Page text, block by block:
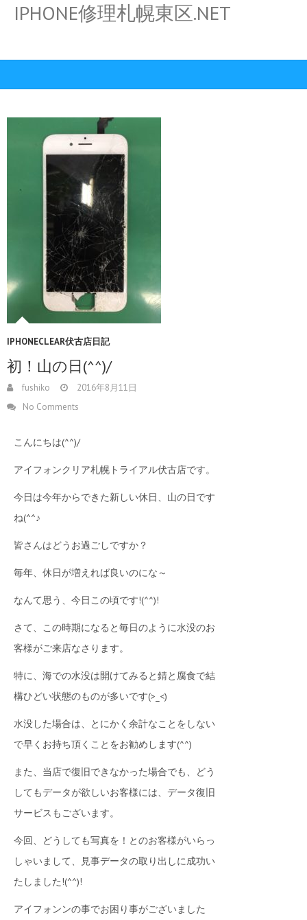
IPHONE修理札幌東区.NET
IPHONECLEAR伏古店日記
初！山の日(^^)/
fushiko
2016年8月11日
No Comments
こんにちは(^^)/
アイフォンクリア札幌トライアル伏古店です。
今日は今年からできた新しい休日、山の日です
ね(^^♪
皆さんはどうお過ごしですか？
毎年、休日が増えれば良いのにな～
なんて思う、今日この頃です!(^^)!
さて、この時期になると毎日のように水没のお
客様がご来店なさります。
特に、海での水没は開けてみると錆と腐食で結
構ひどい状態のものが多いです(>_<)
水没した場合は、とにかく余計なことをしない
で早くお持ち頂くことをお勧めします(^^)
また、当店で復旧できなかった場合でも、どう
してもデータが欲しいお客様には、データ復旧
サービスもございます。
今回、どうしても写真を！とのお客様がいらっ
しゃいまして、見事データの取り出しに成功い
たしました!(^^)!
アイフォンンの事でお困り事がございました